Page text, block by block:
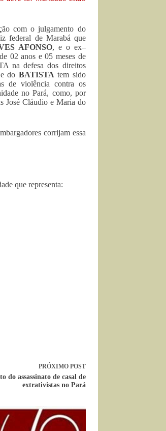
com o julgamento do
federal de Marabá que
AFONSO, e o ex–
02 anos e 05 meses de
na defesa dos direitos
do BATISTA tem sido
de violência contra os
no Pará, como, por
José Cláudio e Maria do
corrijam essa
que representa:
PRÓXIMO POST
do assassinato de casal de
extrativistas no Pará